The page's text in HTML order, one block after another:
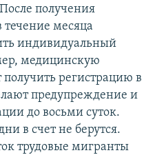
получения
месяца
индивидуальный
медицинскую
получить регистрацию в
предупреждение и
до восьми суток.
в счет не берутся.
трудовые мигранты